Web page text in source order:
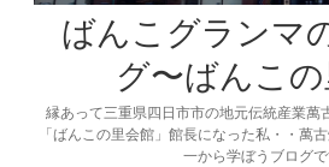
ばんこグランマ
グ〜ばんこ
縁あって三重県四日市市の地元伝統産業萬
「ばんこの里会館」館長になった私・・萬
一から学ぼうブログで